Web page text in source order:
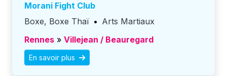
Morani Fight Club
Boxe, Boxe Thaï • Arts Martiaux
Rennes » Villejean / Beauregard
En savoir plus